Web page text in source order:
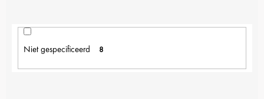
Niet gespecificeerd 8